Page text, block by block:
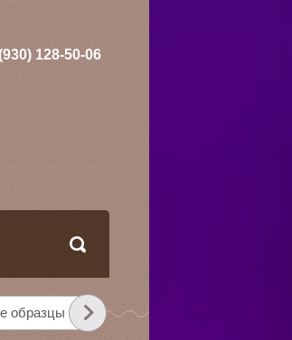
128-50-06
образцы